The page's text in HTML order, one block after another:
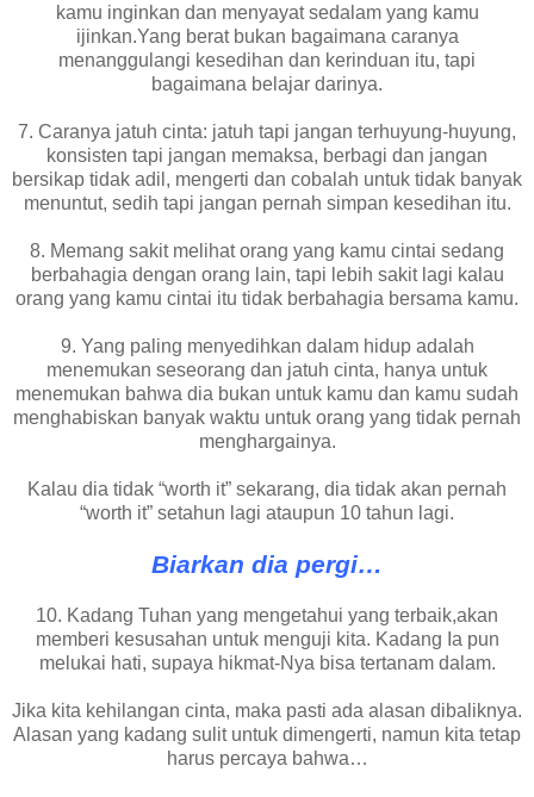
kamu inginkan dan menyayat sedalam yang kamu
ijinkan.Yang berat bukan bagaimana caranya
menanggulangi kesedihan dan kerinduan itu, tapi
bagaimana belajar darinya.
7. Caranya jatuh cinta: jatuh tapi jangan terhuyung-huyung,
konsisten tapi jangan memaksa, berbagi dan jangan
bersikap tidak adil, mengerti dan cobalah untuk tidak banyak
menuntut, sedih tapi jangan pernah simpan kesedihan itu.
8. Memang sakit melihat orang yang kamu cintai sedang
berbahagia dengan orang lain, tapi lebih sakit lagi kalau
orang yang kamu cintai itu tidak berbahagia bersama kamu.
9. Yang paling menyedihkan dalam hidup adalah
menemukan seseorang dan jatuh cinta, hanya untuk
menemukan bahwa dia bukan untuk kamu dan kamu sudah
menghabiskan banyak waktu untuk orang yang tidak pernah
menghargainya.
Kalau dia tidak “worth it” sekarang, dia tidak akan pernah
“worth it” setahun lagi ataupun 10 tahun lagi.
Biarkan dia pergi…
10. Kadang Tuhan yang mengetahui yang terbaik,akan
memberi kesusahan untuk menguji kita. Kadang Ia pun
melukai hati, supaya hikmat-Nya bisa tertanam dalam.
Jika kita kehilangan cinta, maka pasti ada alasan dibaliknya.
Alasan yang kadang sulit untuk dimengerti, namun kita tetap
harus percaya bahwa…